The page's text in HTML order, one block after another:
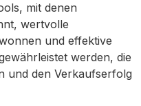
mit denen
wertvolle
und effektive
werden, die
und den Verkaufserfolg